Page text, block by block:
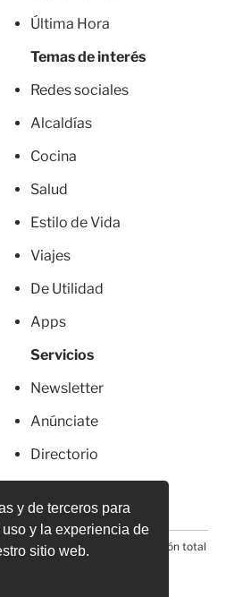
y de terceros para
y la experiencia de
sitio web.
Última Hora
Temas de interés
Redes sociales
Alcaldías
Cocina
Salud
Estilo de Vida
Viajes
De Utilidad
Apps
Servicios
Newsletter
Anúnciate
Directorio
Prohibida la reproducción total
cualquier medio electrónico*